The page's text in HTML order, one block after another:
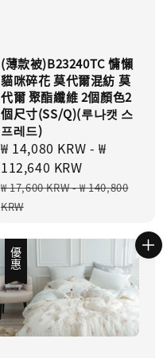
(薄款被)B23240TC 慵懶
貓咪碎花 莫代爾混紡 莫
代爾 聚酯纖維 2個顏色2
個尺寸(SS/Q)(루나캣 스
프레드)
Sale
price
₩ 14,080 KRW -₩
112,640 KRW
Regular
price
₩ 17,600 KRW-₩ 140,800
KRW
優惠